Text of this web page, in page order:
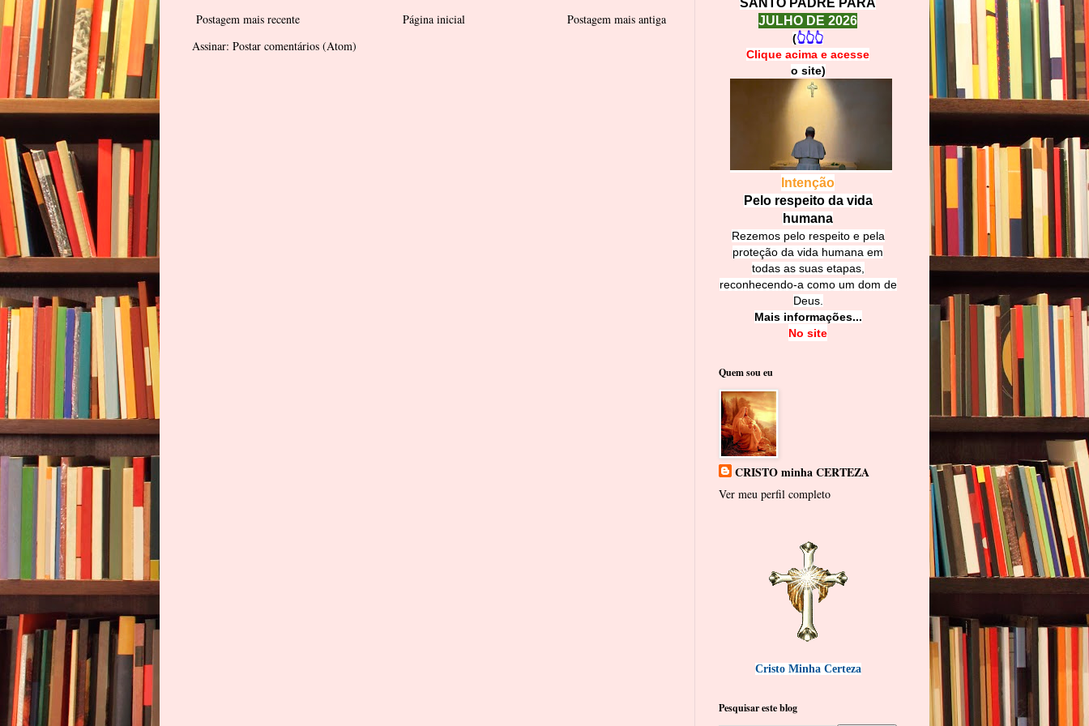
Postagem mais recente Postagem mais antiga
Página inicial
Assinar: Postar comentários (Atom)
SANTO PADRE PARA
JULHO DE 2026
(👆👆👆
Clique acima e acesse
o site)
Intenção
Pelo respeito da vida
humana
Rezemos pelo respeito e pela
proteção da vida humana em
todas as suas etapas,
reconhecendo-a como um dom de
Deus.
Mais informações...
No site
Quem sou eu
CRISTO minha CERTEZA
Ver meu perfil completo
Cristo Minha Certeza
Pesquisar este blog